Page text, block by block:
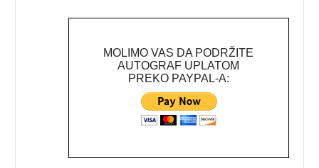
MOLIMO VAS DA PODRŽITE
AUTOGRAF UPLATOM
PREKO PAYPAL-A: